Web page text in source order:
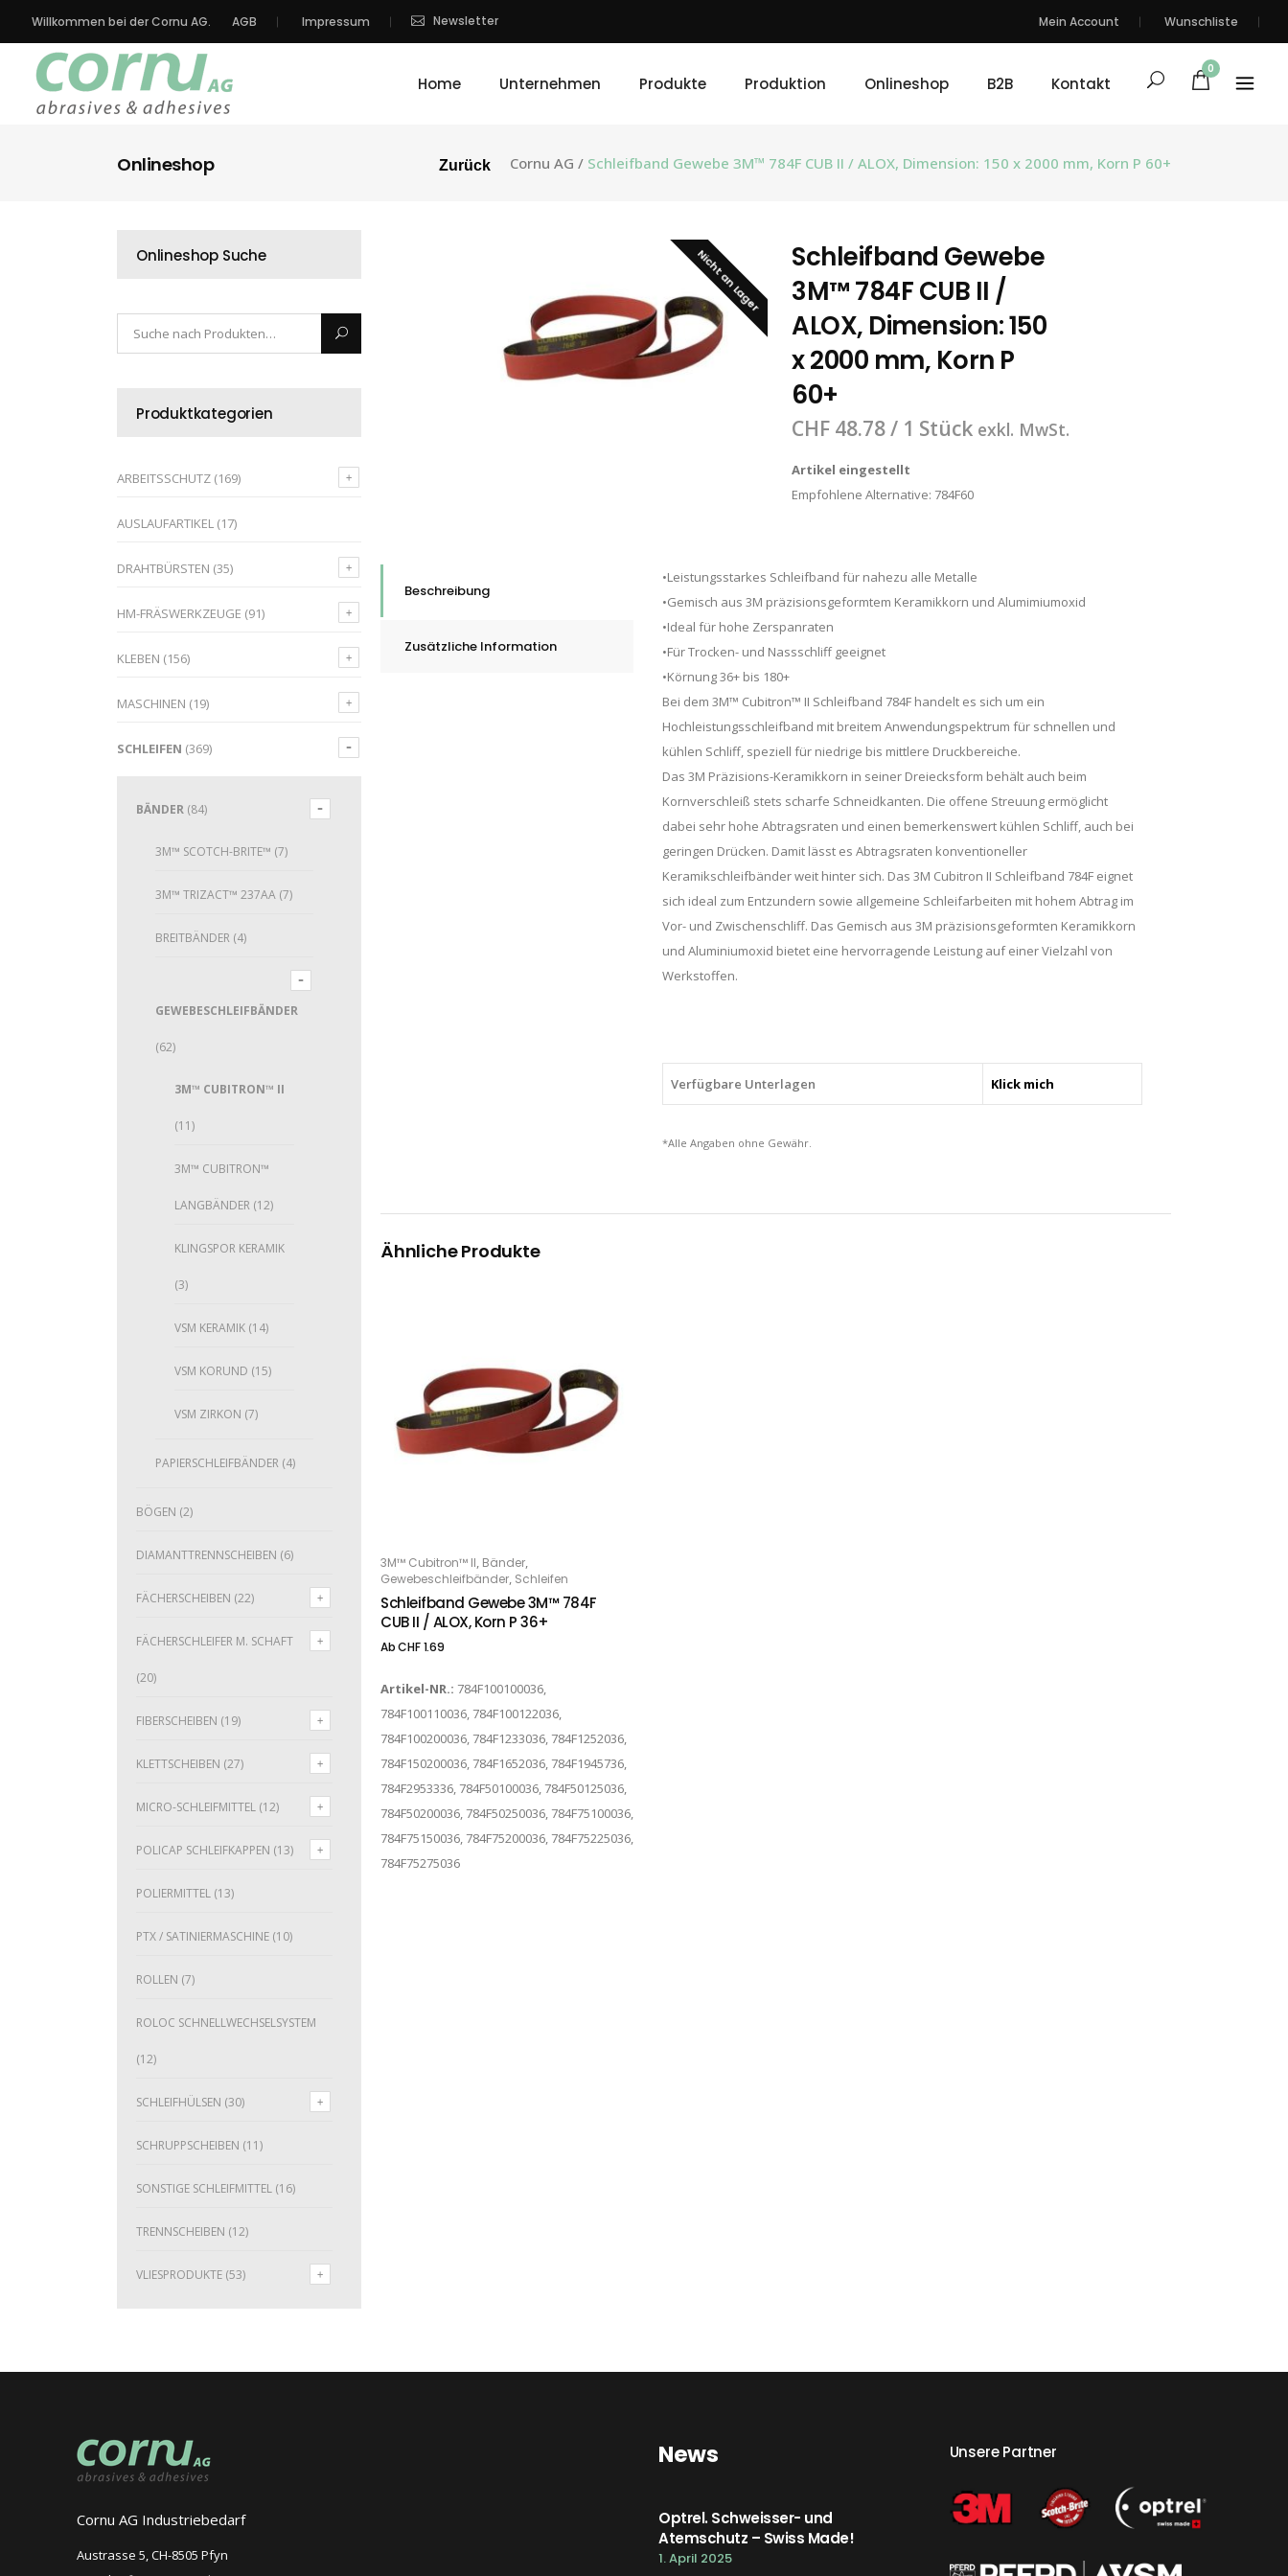
Willkommen bei der Cornu AG. AGB Impressum Newsletter Mein Account Wunschliste
Home Unternehmen Produkte Produktion Onlineshop B2B Kontakt
0
Onlineshop Cornu AG / Schleifband Gewebe 3M™ 784F CUB II / ALOX, Dimension: 150 x 2000 mm, Korn P 60+
Zurück
Onlineshop Suche
Produktkategorien
ARBEITSSCHUTZ (169)
AUSLAUFARTIKEL (17)
DRAHTBÜRSTEN (35)
HM-FRÄSWERKZEUGE (91)
KLEBEN (156)
MASCHINEN (19)
SCHLEIFEN (369)
BÄNDER (84)
3M™ SCOTCH-BRITE™ (7)
3M™ TRIZACT™ 237AA (7)
BREITBÄNDER (4)
GEWEBESCHLEIFBÄNDER
(62)
3M™ CUBITRON™ II
(11)
3M™ CUBITRON™
LANGBÄNDER (12)
KLINGSPOR KERAMIK
(3)
VSM KERAMIK (14)
VSM KORUND (15)
VSM ZIRKON (7)
PAPIERSCHLEIFBÄNDER (4)
BÖGEN (2)
DIAMANTTRENNSCHEIBEN (6)
FÄCHERSCHEIBEN (22)
FÄCHERSCHLEIFER M. SCHAFT
(20)
FIBERSCHEIBEN (19)
KLETTSCHEIBEN (27)
MICRO-SCHLEIFMITTEL (12)
POLICAP SCHLEIFKAPPEN (13)
POLIERMITTEL (13)
PTX / SATINIERMASCHINE (10)
ROLLEN (7)
ROLOC SCHNELLWECHSELSYSTEM
(12)
SCHLEIFHÜLSEN (30)
SCHRUPPSCHEIBEN (11)
SONSTIGE SCHLEIFMITTEL (16)
TRENNSCHEIBEN (12)
VLIESPRODUKTE (53)
Nicht an Lager
Schleifband Gewebe
3M™ 784F CUB II /
ALOX, Dimension: 150
x 2000 mm, Korn P
60+
CHF 48.78/ 1 Stück exkl. MwSt.
Artikel eingestellt
Empfohlene Alternative: 784F60
Beschreibung
Zusätzliche Information
•Leistungsstarkes Schleifband für nahezu alle Metalle
•Gemisch aus 3M präzisionsgeformtem Keramikkorn und Alumimiumoxid
•Ideal für hohe Zerspanraten
•Für Trocken- und Nassschliff geeignet
•Körnung 36+ bis 180+
Bei dem 3M™ Cubitron™ II Schleifband 784F handelt es sich um ein
Hochleistungsschleifband mit breitem Anwendungspektrum für schnellen und
kühlen Schliff, speziell für niedrige bis mittlere Druckbereiche.
Das 3M Präzisions-Keramikkorn in seiner Dreiecksform behält auch beim
Kornverschleiß stets scharfe Schneidkanten. Die offene Streuung ermöglicht
dabei sehr hohe Abtragsraten und einen bemerkenswert kühlen Schliff, auch bei
geringen Drücken. Damit lässt es Abtragsraten konventioneller
Keramikschleifbänder weit hinter sich. Das 3M Cubitron II Schleifband 784F eignet
sich ideal zum Entzundern sowie allgemeine Schleifarbeiten mit hohem Abtrag im
Vor- und Zwischenschliff. Das Gemisch aus 3M präzisionsgeformten Keramikkorn
und Aluminiumoxid bietet eine hervorragende Leistung auf einer Vielzahl von
Werkstoffen.
Verfügbare Unterlagen Klick mich
*Alle Angaben ohne Gewähr.
Ähnliche Produkte
OPTIONS
3M™ Cubitron™ II, Bänder,
Gewebeschleifbänder, Schleifen
Schleifband Gewebe 3M™ 784F
CUB II / ALOX, Korn P 36+
AbCHF1.69
Artikel-NR.: 784F100100036,
784F100110036, 784F100122036,
784F100200036, 784F1233036, 784F1252036,
784F150200036, 784F1652036, 784F1945736,
784F2953336, 784F50100036, 784F50125036,
784F50200036, 784F50250036, 784F75100036,
784F75150036, 784F75200036, 784F75225036,
784F75275036
Cornu AG Industriebedarf
Austrasse 5, CH-8505 Pfyn
News
Optrel. Schweisser- und
Atemschutz – Swiss Made!
1. April 2025
Unsere Partner